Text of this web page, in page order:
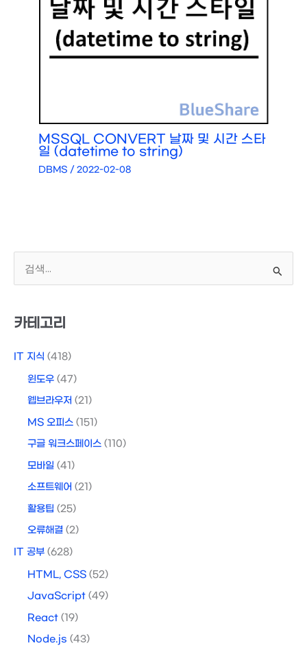
MSSQL CONVERT 날짜 및 시간 스타
일 (datetime to string)
DBMS /2022-02-08
상
카테고리
IT 지식 (418)
윈도우 (47)
웹브라우저 (21)
MS 오피스 (151)
구글 워크스페이스 (110)
모바일 (41)
소프트웨어 (21)
활용팁 (25)
오류해결 (2)
IT 공부 (628)
HTML, CSS (52)
JavaScript (49)
React (19)
Node.js (43)